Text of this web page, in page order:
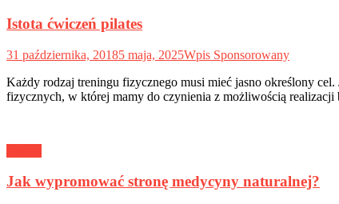
Istota ćwiczeń pilates
31 października, 20185 maja, 2025Wpis Sponsorowany
Każdy rodzaj treningu fizycznego musi mieć jasno określony
fizycznych, w której mamy do czynienia z możliwością
Jak wypromować stronę medycyny naturalnej?